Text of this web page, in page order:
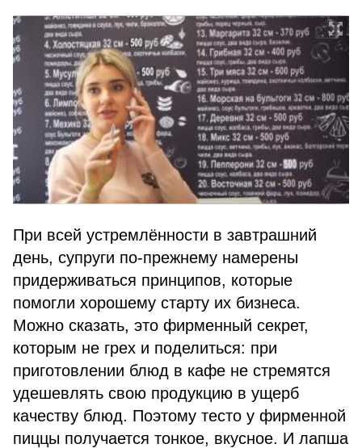
При всей устремлённости в завтрашний
день, супруги по-прежнему намерены
придерживаться принципов, которые
помогли хорошему старту их бизнеса.
Можно сказать, это фирменный секрет,
которым не грех и поделиться: при
приготовлении блюд в кафе не стремятся
удешевлять свою продукцию в ущерб
качеству блюд. Поэтому тесто у фирменной
пиццы получается тонкое, вкусное. И лапша